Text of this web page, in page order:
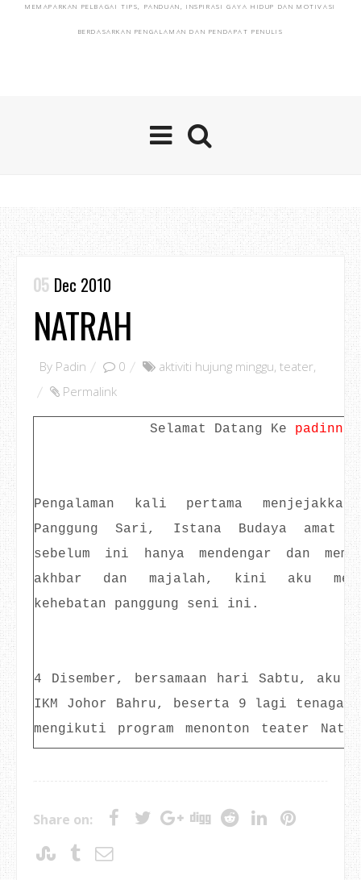
MEMAPARKAN PELBAGAI TIPS, PANDUAN, INSPIRASI GAYA HIDUP DAN MOTIVASI
BERDASARKAN PENGALAMAN DAN PENDAPAT PENULIS
05 Dec 2010
NATRAH
By Padin 0 aktiviti hujung minggu, teater,
Permalink
Selamat Datang Ke
Pengalaman kali pertama
Panggung Sari, Istana Budaya amat
sebelum ini hanya mendengar dan
akhbar dan majalah, kini aku
kehebatan panggung seni ini.
4 Disember, bersamaan hari Sabtu, aku
IKM Johor Bahru, beserta 9 lagi tenaga
mengikuti program menonton teater
Istana Budaya, Kuala Lumpur.
promosi dengan separuh harga, dan kami
Share on: